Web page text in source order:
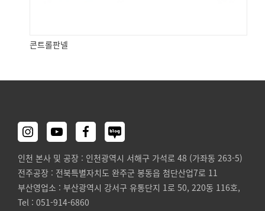
콘트롤판넬
인천 본사 및 공장 : 인천광역시 서해구 가석로 48 (가좌동 263-5)
전주공장 : 전북특별자치도 완주군 봉동읍 첨단산업7로 11
부산영업소 : 부산광역시 강서구 유통단지 1로 50, 220동 116호,
Tel : 051-914-6860